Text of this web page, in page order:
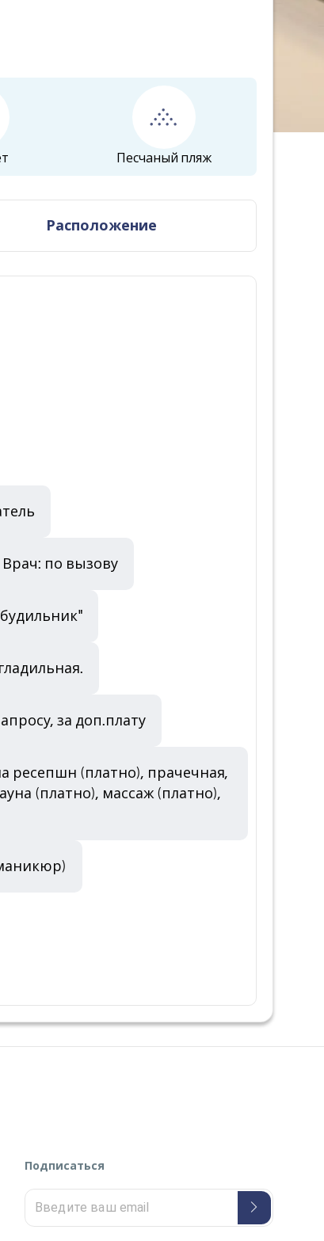
Песчаный пляж
Расположение
Врач: по вызову
за доп.плату
ресепшн (платно), прачечная,
(платно), массаж (платно),
Подписаться